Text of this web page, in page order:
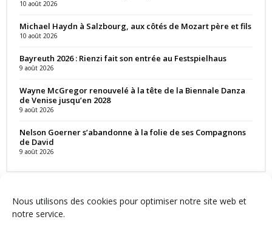
Nous utilisons des cookies pour optimiser notre site web et
notre service.
10 août 2026
Michael Haydn à Salzbourg, aux côtés de Mozart père et fils
10 août 2026
Bayreuth 2026 : Rienzi fait son entrée au Festspielhaus
9 août 2026
Wayne McGregor renouvelé à la tête de la Biennale Danza
de Venise jusqu’en 2028
9 août 2026
Nelson Goerner s’abandonne à la folie de ses Compagnons
de David
9 août 2026